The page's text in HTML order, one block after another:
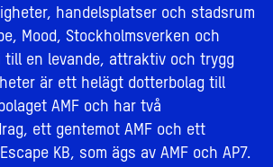
handelsplatser och stadsrum
Mood, Stockholmsverken och
till en levande, attraktiv och trygg
är ett helägt dotterbolag till
AMF och har två
ett gentemot AMF och ett
KB, som ägs av AMF och AP7.